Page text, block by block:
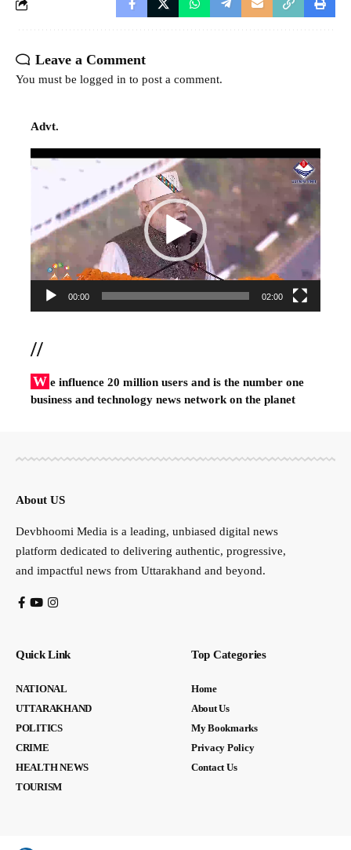
Leave a Comment
You must be logged in to post a comment.
Advt.
Video
00:00 02:00
//
W e influence 20 million users and is the number one
business and technology news network on the planet
About US
Devbhoomi Media is a leading, unbiased digital news
platform dedicated to delivering authentic, progressive,
and impactful news from Uttarakhand and beyond.
Quick Link
NATIONAL
UTTARAKHAND
POLITICS
CRIME
HEALTH NEWS
TOURISM
Top Categories
Home
About Us
My Bookmarks
Privacy Policy
Contact Us